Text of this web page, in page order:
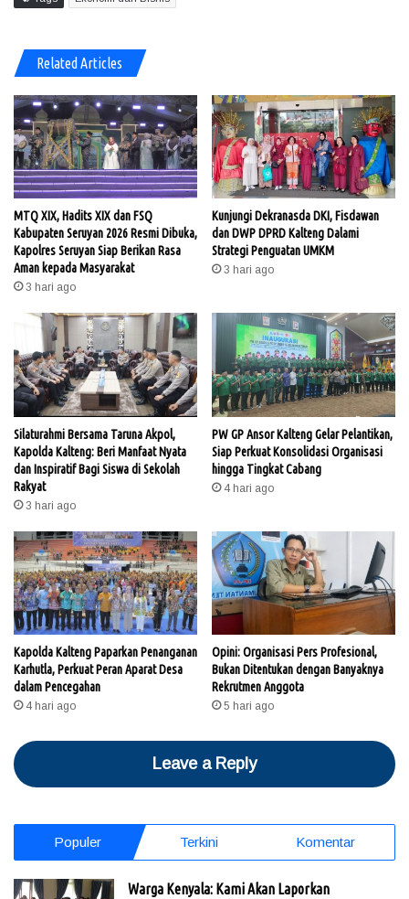
Related Articles
MTQ XIX, Hadits XIX dan FSQ
Kabupaten Seruyan 2026 Resmi Dibuka,
Kapolres Seruyan Siap Berikan Rasa
Aman kepada Masyarakat
3 hari ago
Kunjungi Dekranasda DKI, Fisdawan
dan DWP DPRD Kalteng Dalami
Strategi Penguatan UMKM
3 hari ago
Silaturahmi Bersama Taruna Akpol,
Kapolda Kalteng: Beri Manfaat Nyata
dan Inspiratif Bagi Siswa di Sekolah
Rakyat
3 hari ago
PW GP Ansor Kalteng Gelar Pelantikan,
Siap Perkuat Konsolidasi Organisasi
hingga Tingkat Cabang
4 hari ago
Kapolda Kalteng Paparkan Penanganan
Karhutla, Perkuat Peran Aparat Desa
dalam Pencegahan
4 hari ago
Opini: Organisasi Pers Profesional,
Bukan Ditentukan dengan Banyaknya
Rekrutmen Anggota
5 hari ago
Leave a Reply
Populer Terkini Komentar
Warga Kenyala: Kami Akan Laporkan